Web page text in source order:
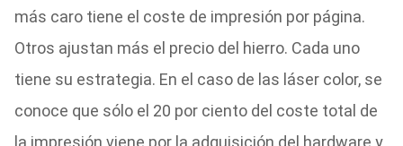
más caro tiene el coste de impresión por página.
Otros ajustan más el precio del hierro. Cada uno
tiene su estrategia. En el caso de las láser color, se
conoce que sólo el 20 por ciento del coste total de
la impresión viene por la adquisición del hardware y